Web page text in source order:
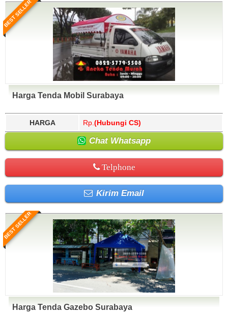
BEST SELLER
Harga Tenda Mobil Surabaya
HARGA Rp. (Hubungi CS)
Chat Whatsapp
Telphone
Kirim Email
BEST SELLER
Harga Tenda Gazebo Surabaya